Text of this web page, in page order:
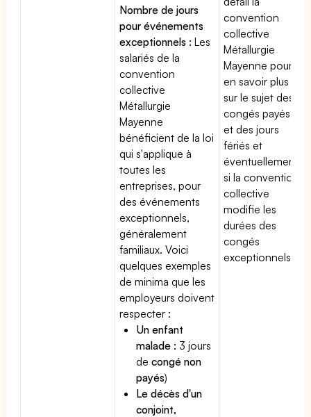
Nombre de jours
pour événements
exceptionnels : Les
salariés de la
convention
collective
Métallurgie
Mayenne
bénéficient de la loi
qui s'applique à
toutes les
entreprises, pour
des événements
exceptionnels,
généralement
familiaux. Voici
quelques exemples
de minima que les
employeurs doivent
respecter :
Un enfant
malade : 3 jours
decongé non
payés)
Le décès d'un
conjoint,
convention
collective
Métallurgie
Mayenne pour
en savoir plus
sur le sujet des
congés payés
et des jours
fériés et
éventuellement
si la convention
collective
modifie les
durées des
congés
exceptionnels.